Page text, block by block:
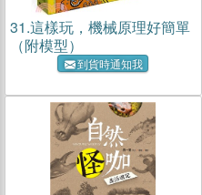
31.這樣玩，機械原理好簡單
（附模型）
到貨時通知我